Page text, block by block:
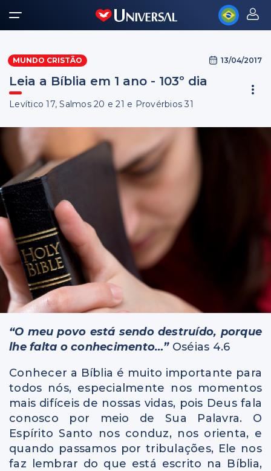
MUNDO CRISTÃO 13/04/2017
Leia a Bíblia em 1 ano - 103º dia
Levítico 17, Salmos 20 e 21 e Provérbios 31
“O meu povo está sendo destruído, porque
lhe falta o conhecimento…”Oséias 4.6
Conhecer a Bíblia é muito importante para
todos nós, especialmente nos momentos
mais difíceis de nossas vidas, pois Deus fala
conosco por meio de Sua Palavra. O
Espírito Santo nos conduz, nos orienta, e
quando passamos por tribulações, Ele nos
faz lembrar do que está escrito na Bíblia,